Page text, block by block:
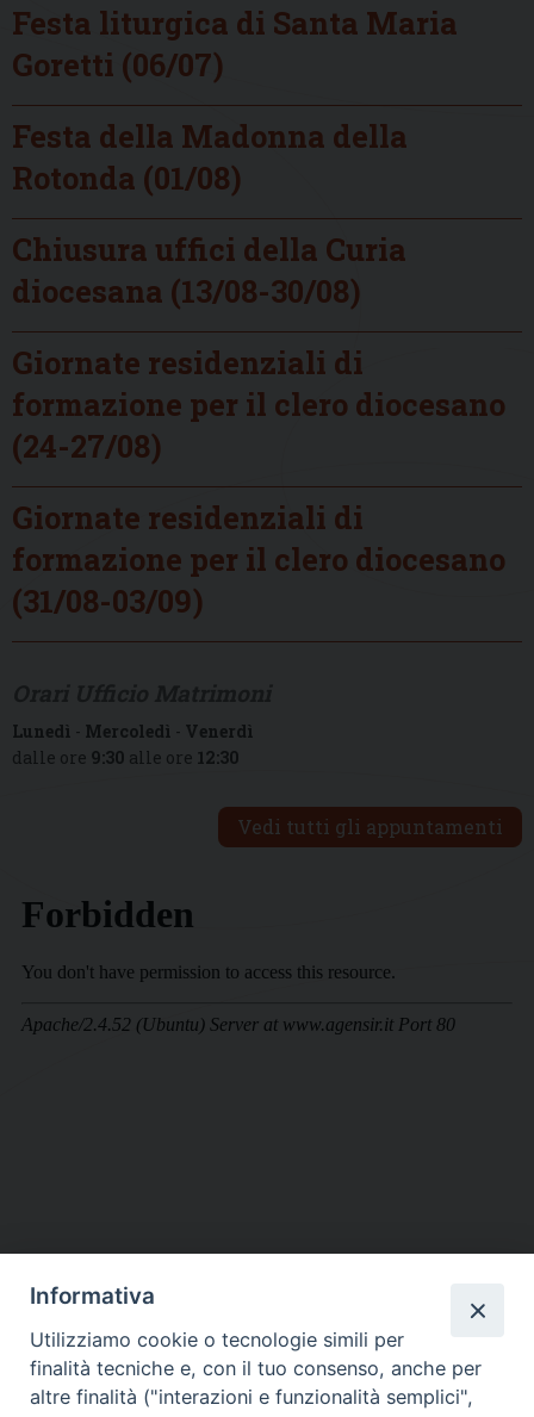
Festa liturgica di Santa Maria
Goretti (06/07)
Festa della Madonna della
Rotonda (01/08)
Chiusura uffici della Curia
diocesana (13/08-30/08)
Giornate residenziali di
formazione per il clero diocesano
(24-27/08)
Giornate residenziali di
formazione per il clero diocesano
(31/08-03/09)
Lunedì - Mercoledì - Venerdì
dalle ore 9:30 alle ore 12:30
Vedi tutti gli appuntamenti
DIOCESI SUBURBICARIA DI ALBANO
Contatti:Tel.: 06.93268401 - Fax.: 06.9323844
E-mail:curia@diocesidialbano.it
Informativa
Utilizziamo cookie o tecnologie simili per
finalità tecniche e, con il tuo consenso, anche per
altre finalità ("interazioni e funzionalità semplici",